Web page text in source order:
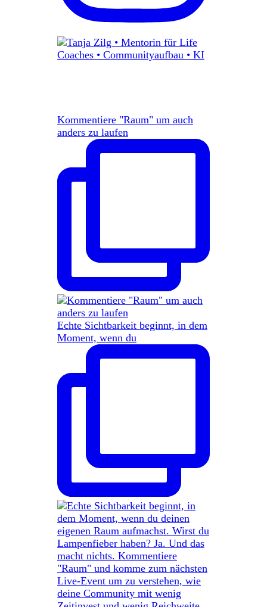
Kommentiere "Raum" um auch
anders zu laufen
Echte Sichtbarkeit beginnt, in dem
Moment, wenn du